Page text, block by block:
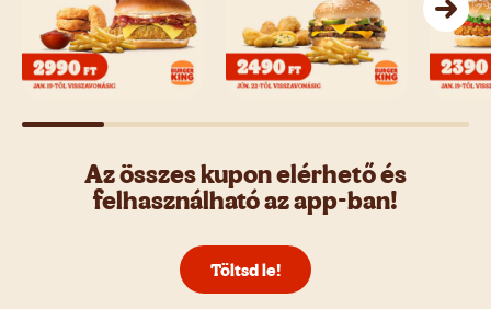
Az összes kupon elérhető és
felhasználható az app-ban!
Töltsd le!